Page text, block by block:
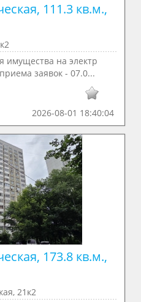
111.3 кв.м.,
имущества на электр
заявок - 07.0...
2026-08-01 18:40:04
173.8 кв.м.,
21к2